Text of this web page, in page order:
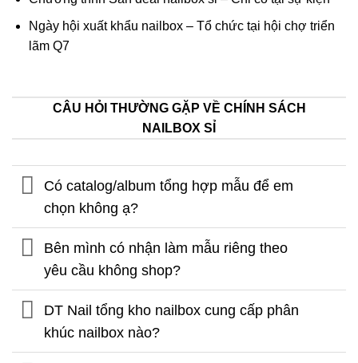
Ngày hội xuất khẩu nailbox – Tổ chức tại hội chợ triển
lãm Q7
CÂU HỎI THƯỜNG GẶP VỀ CHÍNH SÁCH
NAILBOX SỈ
Có catalog/album tổng hợp mẫu để em
chọn không ạ?
Bên mình có nhận làm mẫu riêng theo
yêu cầu không shop?
DT Nail tổng kho nailbox cung cấp phân
khúc nailbox nào?